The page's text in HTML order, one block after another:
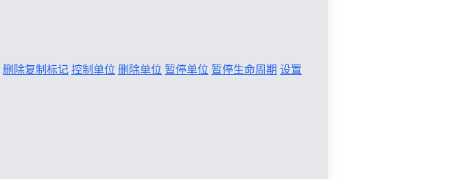
删除复制标记控制单位 删除单位 暂停单位 暂停生命周期 设置